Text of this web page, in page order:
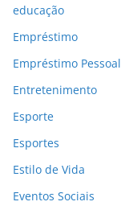
educação
Empréstimo
Empréstimo Pessoal
Entretenimento
Esporte
Esportes
Estilo de Vida
Eventos Sociais